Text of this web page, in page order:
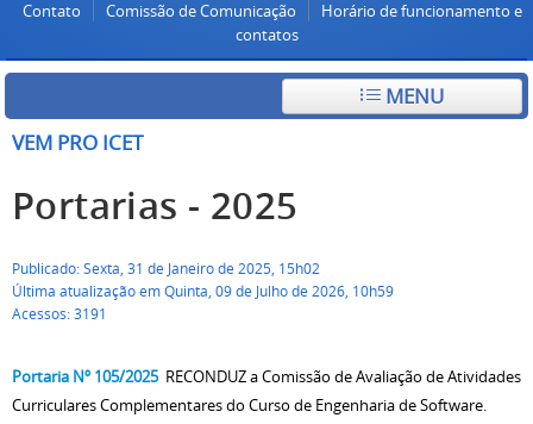
Contato Comissão de Comunicação
Horário de funcionamento e
contatos
MENU
VEM PRO ICET
Portarias - 2025
Publicado: Sexta, 31 de Janeiro de 2025, 15h02
Última atualização em Quinta, 09 de Julho de 2026, 10h59
Acessos: 3191
Portaria Nº 105/2025 RECONDUZ a Comissão de Avaliação de Atividades
Curriculares Complementares do Curso de Engenharia de Software.